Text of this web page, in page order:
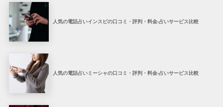
人気の電話占いインスピの口コミ・評判・料金-占いサービス比較
人気の電話占いミーシャの口コミ・評判・料金-占いサービス比較